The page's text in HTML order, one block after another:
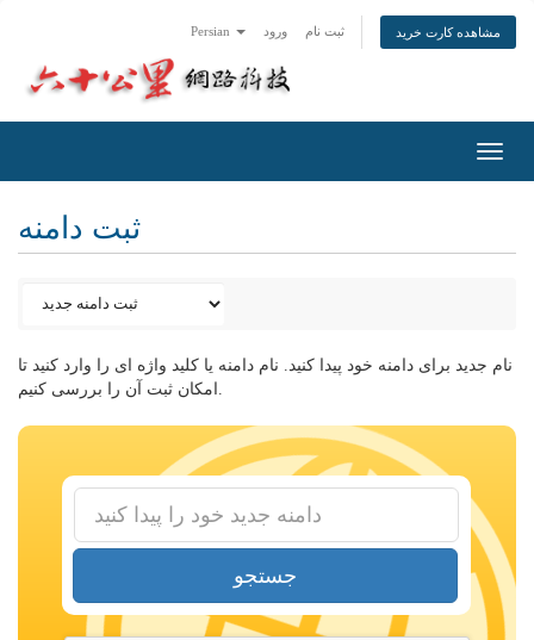
Persian ورود ثبت نام مشاهده کارت خرید
ثبت دامنه
نام جدید برای دامنه خود پیدا کنید. نام دامنه یا کلید واژه ای را وارد کنید تا
امکان ثبت آن را بررسی کنیم.
جستجو